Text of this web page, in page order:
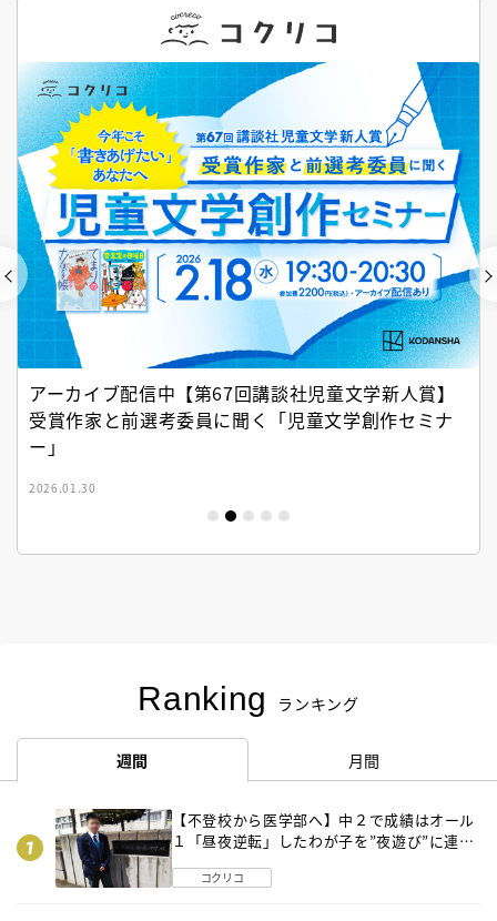
アーカイブ配信中【第67回講談社児童文学新人賞】
受賞作家と前選考委員に聞く「児童文学創作セミナ
ー」
2026.01.30
Ranking ランキング
週間 月間
【不登校から医学部へ】中２で成績はオール
１「昼夜逆転」したわが子を”夜遊び”に連れ
コクリコ